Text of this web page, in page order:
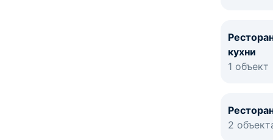
кухни
1 объект
2